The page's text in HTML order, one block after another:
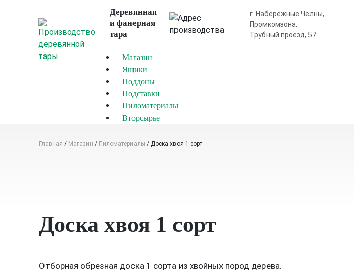
Деревянная
и фанерная
тара
г. Набережные Челны,
Промкомзона,
Трубный проезд, 57
Магазин
Ящики
Поддоны
Подставки
Пиломатериалы
Вторсырье
Главная / Магазин / Пиломатериалы / Доска хвоя 1 сорт
Доска хвоя 1 сорт
Отборная обрезная доска 1 сорта из хвойных пород дерева.